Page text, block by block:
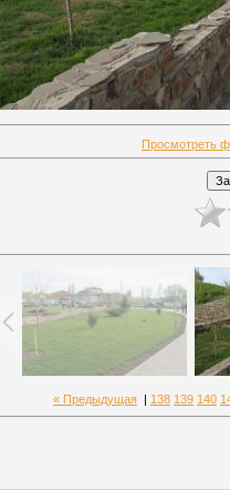
Просмотреть
« Предыдущая 138 139 140